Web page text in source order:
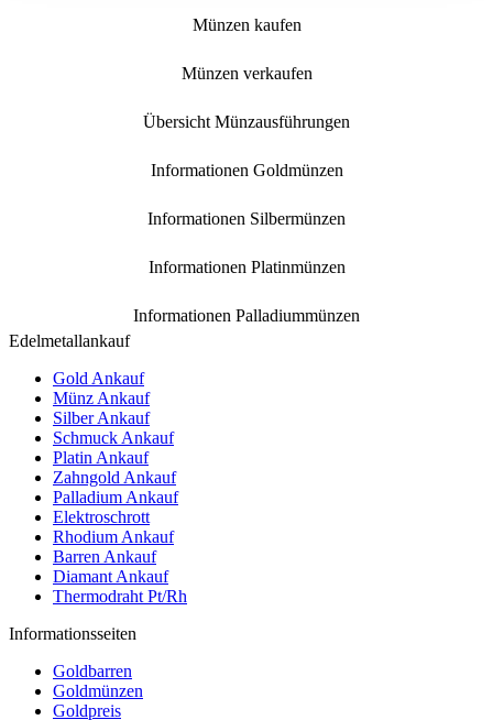
Münzen kaufen
Münzen verkaufen
Übersicht Münzausführungen
Informationen Goldmünzen
Informationen Silbermünzen
Informationen Platinmünzen
Informationen Palladiummünzen
Edelmetallankauf
Gold Ankauf
Münz Ankauf
Silber Ankauf
Schmuck Ankauf
Platin Ankauf
Zahngold Ankauf
Palladium Ankauf
Elektroschrott
Rhodium Ankauf
Barren Ankauf
Diamant Ankauf
Thermodraht Pt/Rh
Informationsseiten
Goldbarren
Goldmünzen
Goldpreis